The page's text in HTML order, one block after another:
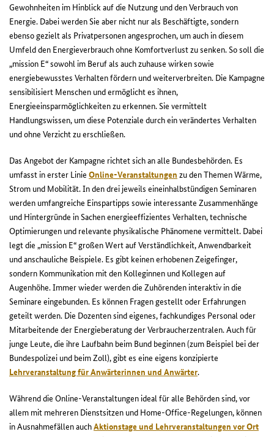
Gewohnheiten im Hinblick auf die Nutzung und den Verbrauch von
Energie. Dabei werden Sie aber nicht nur als Beschäftigte, sondern
ebenso gezielt als Privatpersonen angesprochen, um auch in diesem
Umfeld den Energieverbrauch ohne Komfortverlust zu senken. So soll die
„mission E“ sowohl im Beruf als auch zuhause wirken sowie
energiebewusstes Verhalten fördern und weiterverbreiten. Die Kampagne
sensibilisiert Menschen und ermöglicht es ihnen,
Energieeinsparmöglichkeiten zu erkennen. Sie vermittelt
Handlungswissen, um diese Potenziale durch ein verändertes Verhalten
und ohne Verzicht zu erschließen.
Das Angebot der Kampagne richtet sich an alle Bundesbehörden. Es
umfasst in erster Linie Online-Veranstaltungen zu den Themen Wärme,
Strom und Mobilität. In den drei jeweils eineinhalbstündigen Seminaren
werden umfangreiche Einspartipps sowie interessante Zusammenhänge
und Hintergründe in Sachen energieeffizientes Verhalten, technische
Optimierungen und relevante physikalische Phänomene vermittelt. Dabei
legt die „mission E“ großen Wert auf Verständlichkeit, Anwendbarkeit
und anschauliche Beispiele. Es gibt keinen erhobenen Zeigefinger,
sondern Kommunikation mit den Kolleginnen und Kollegen auf
Augenhöhe. Immer wieder werden die Zuhörenden interaktiv in die
Seminare eingebunden. Es können Fragen gestellt oder Erfahrungen
geteilt werden. Die Dozenten sind eigenes, fachkundiges Personal oder
Mitarbeitende der Energieberatung der Verbraucherzentralen. Auch für
junge Leute, die ihre Laufbahn beim Bund beginnen (zum Beispiel bei der
Bundespolizei und beim Zoll), gibt es eine eigens konzipierte
Lehrveranstaltung für Anwärterinnen und Anwärter.
Während die Online-Veranstaltungen ideal für alle Behörden sind, vor
allem mit mehreren Dienstsitzen und Home-Office-Regelungen, können
in Ausnahmefällen auchAktionstage und Lehrveranstaltungen vor Ort